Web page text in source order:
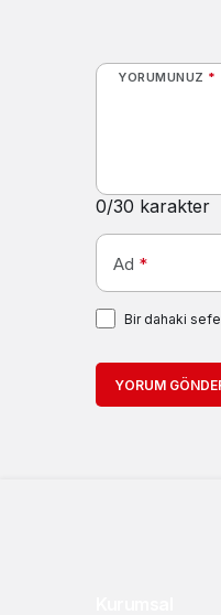
YORUMUNUZ *
0/30 karakter
Ad *
Bir dahaki
YORUM